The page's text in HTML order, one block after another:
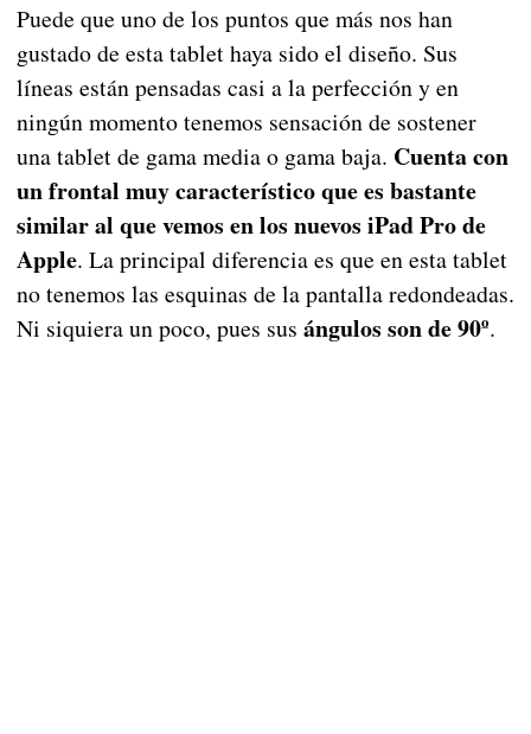
Puede que uno de los puntos que más nos han
gustado de esta tablet haya sido el diseño. Sus
líneas están pensadas casi a la perfección y en
ningún momento tenemos sensación de sostener
una tablet de gama media o gama baja. Cuenta con
un frontal muy característico que es bastante
similar al que vemos en los nuevos iPad Pro de
Apple. La principal diferencia es que en esta tablet
no tenemos las esquinas de la pantalla redondeadas.
Ni siquiera un poco, pues sus ángulos son de 90º.